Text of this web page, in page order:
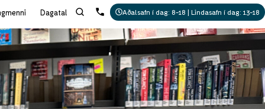
Dagatal Aðalsafn í dag: 8-18 | Lindasafn í dag: 13-18